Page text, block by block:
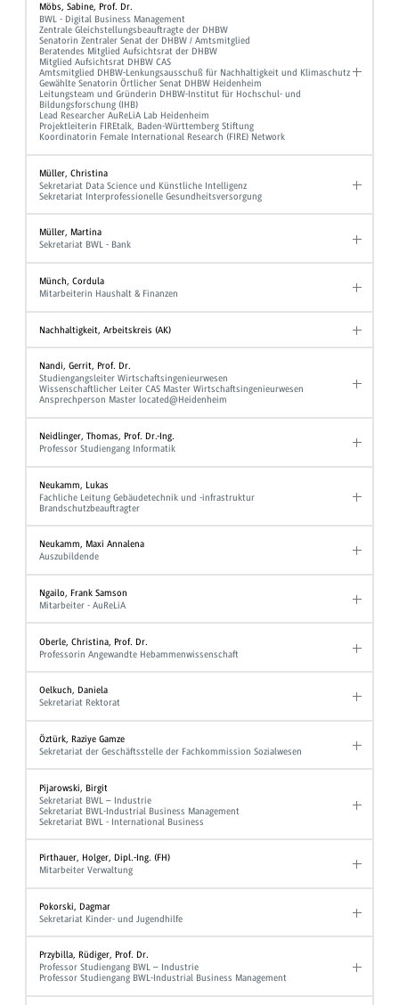
Möbs, Sabine, Prof. Dr.
BWL - Digital Business Management
Zentrale Gleichstellungsbeauftragte der DHBW
Senatorin Zentraler Senat der DHBW / Amtsmitglied
Beratendes Mitglied Aufsichtsrat der DHBW
Mitglied Aufsichtsrat DHBW CAS
Amtsmitglied DHBW-Lenkungsausschuß für Nachhaltigkeit und Klimaschutz
Gewählte Senatorin Örtlicher Senat DHBW Heidenheim
Leitungsteam und Gründerin DHBW-Institut für Hochschul- und
Bildungsforschung (IHB)
Lead Researcher AuReLiA Lab Heidenheim
Projektleiterin FIREtalk, Baden-Württemberg Stiftung
Koordinatorin Female International Research (FIRE) Network
Müller, Christina
Sekretariat Data Science und Künstliche Intelligenz
Sekretariat Interprofessionelle Gesundheitsversorgung
Müller, Martina
Sekretariat BWL - Bank
Münch, Cordula
Mitarbeiterin Haushalt & Finanzen
Nachhaltigkeit, Arbeitskreis (AK)
Nandi, Gerrit, Prof. Dr.
Studiengangsleiter Wirtschaftsingenieurwesen
Wissenschaftlicher Leiter CAS Master Wirtschaftsingenieurwesen
Ansprechperson Master located@Heidenheim
Neidlinger, Thomas, Prof. Dr.-Ing.
Professor Studiengang Informatik
Neukamm, Lukas
Fachliche Leitung Gebäudetechnik und -infrastruktur
Brandschutzbeauftragter
Neukamm, Maxi Annalena
Auszubildende
Ngailo, Frank Samson
Mitarbeiter - AuReLiA
Oberle, Christina, Prof. Dr.
Professorin Angewandte Hebammenwissenschaft
Oelkuch, Daniela
Sekretariat Rektorat
Öztürk, Raziye Gamze
Sekretariat der Geschäftsstelle der Fachkommission Sozialwesen
Pijarowski, Birgit
Sekretariat BWL – Industrie
Sekretariat BWL-Industrial Business Management
Sekretariat BWL - International Business
Pirthauer, Holger, Dipl.-Ing. (FH)
Mitarbeiter Verwaltung
Pokorski, Dagmar
Sekretariat Kinder- und Jugendhilfe
Przybilla, Rüdiger, Prof. Dr.
Professor Studiengang BWL – Industrie
Professor Studiengang BWL-Industrial Business Management